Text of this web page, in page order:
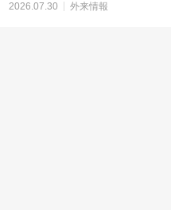
2026.07.30 外来情報